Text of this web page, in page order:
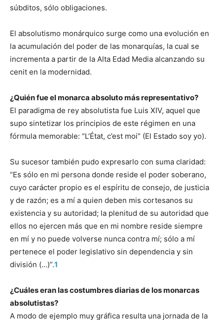
súbditos, sólo obligaciones.
El absolutismo monárquico surge como una evolución en
la acumulación del poder de las monarquías, la cual se
incrementa a partir de la Alta Edad Media alcanzando su
cenit en la modernidad.
¿Quién fue el monarca absoluto más representativo?
El paradigma de rey absolutista fue Luis XIV, aquel que
supo sintetizar los principios de este régimen en una
fórmula memorable: “L’État, c’est moi” (El Estado soy yo).
Su sucesor también pudo expresarlo con suma claridad:
“Es sólo en mi persona donde reside el poder soberano,
cuyo carácter propio es el espíritu de consejo, de justicia
y de razón; es a mí a quien deben mis cortesanos su
existencia y su autoridad; la plenitud de su autoridad que
ellos no ejercen más que en mi nombre reside siempre
en mí y no puede volverse nunca contra mí; sólo a mí
pertenece el poder legislativo sin dependencia y sin
división (…)”.1
¿Cuáles eran las costumbres diarias de los monarcas
absolutistas?
A modo de ejemplo muy gráfica resulta una jornada de la